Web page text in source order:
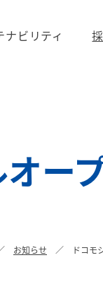
ナビリティ
ー
お知らせ ドコモ